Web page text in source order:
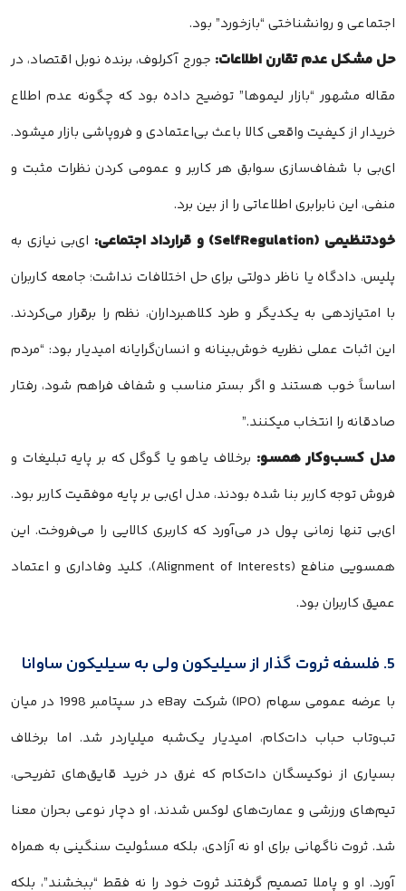
اجتماعی و روانشناختی “بازخورد” بود.
حل مشکل عدم تقارن اطلاعات: جورج آکرلوف، برنده نوبل اقتصاد، در
مقاله مشهور “بازار لیموها” توضیح داده بود که چگونه عدم اطلاع
خریدار از کیفیت واقعی کالا باعث بی‌اعتمادی و فروپاشی بازار میشود.
ای‌بی با شفاف‌سازی سوابق هر کاربر و عمومی کردن نظرات مثبت و
منفی، این نابرابری اطلاعاتی را از بین برد.
خودتنظیمی (SelfRegulation) و قرارداد اجتماعی:
ای‌بی نیازی به
پلیس، دادگاه یا ناظر دولتی برای حل اختلافات نداشت؛ جامعه کاربران
با امتیازدهی به یکدیگر و طرد کلاهبرداران، نظم را برقرار می‌کردند.
این اثبات عملی نظریه خوش‌بینانه و انسان‌گرایانه امیدیار بود: “مردم
اساساً خوب هستند و اگر بستر مناسب و شفاف فراهم شود، رفتار
صادقانه را انتخاب میکنند.”
مدل کسب‌وکار همسو: برخلاف یاهو یا گوگل که بر پایه تبلیغات و
فروش توجه کاربر بنا شده بودند، مدل ای‌بی بر پایه موفقیت کاربر بود.
ای‌بی تنها زمانی پول در می‌آورد که کاربری کالایی را می‌فروخت. این
همسویی منافع (Alignment of Interests)، کلید وفاداری و اعتماد
عمیق کاربران بود.
5. فلسفه ثروت گذار از سیلیکون ولی به سیلیکون ساوانا
با عرضه عمومی سهام (IPO) شرکت eBay در سپتامبر 1998 در میان
تب‌وتاب حباب دات‌کام، امیدیار یک‌شبه میلیاردر شد. اما برخلاف
بسیاری از نوکیسگان دات‌کام که غرق در خرید قایق‌های تفریحی،
تیم‌های ورزشی و عمارت‌های لوکس شدند، او دچار نوعی بحران معنا
شد. ثروت ناگهانی برای او نه آزادی، بلکه مسئولیت سنگینی به همراه
آورد. او و پاملا تصمیم گرفتند ثروت خود را نه فقط “ببخشند”، بلکه